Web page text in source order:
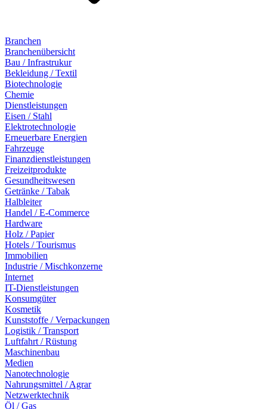
Branchen
Branchenübersicht
Bau / Infrastrukur
Bekleidung / Textil
Biotechnologie
Chemie
Dienstleistungen
Eisen / Stahl
Elektrotechnologie
Erneuerbare Energien
Fahrzeuge
Finanzdienstleistungen
Freizeitprodukte
Gesundheitswesen
Getränke / Tabak
Halbleiter
Handel / E-Commerce
Hardware
Holz / Papier
Hotels / Tourismus
Immobilien
Industrie / Mischkonzerne
Internet
IT-Dienstleistungen
Konsumgüter
Kosmetik
Kunststoffe / Verpackungen
Logistik / Transport
Luftfahrt / Rüstung
Maschinenbau
Medien
Nanotechnologie
Nahrungsmittel / Agrar
Netzwerktechnik
Öl / Gas